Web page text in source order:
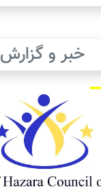
خبر و گزارش